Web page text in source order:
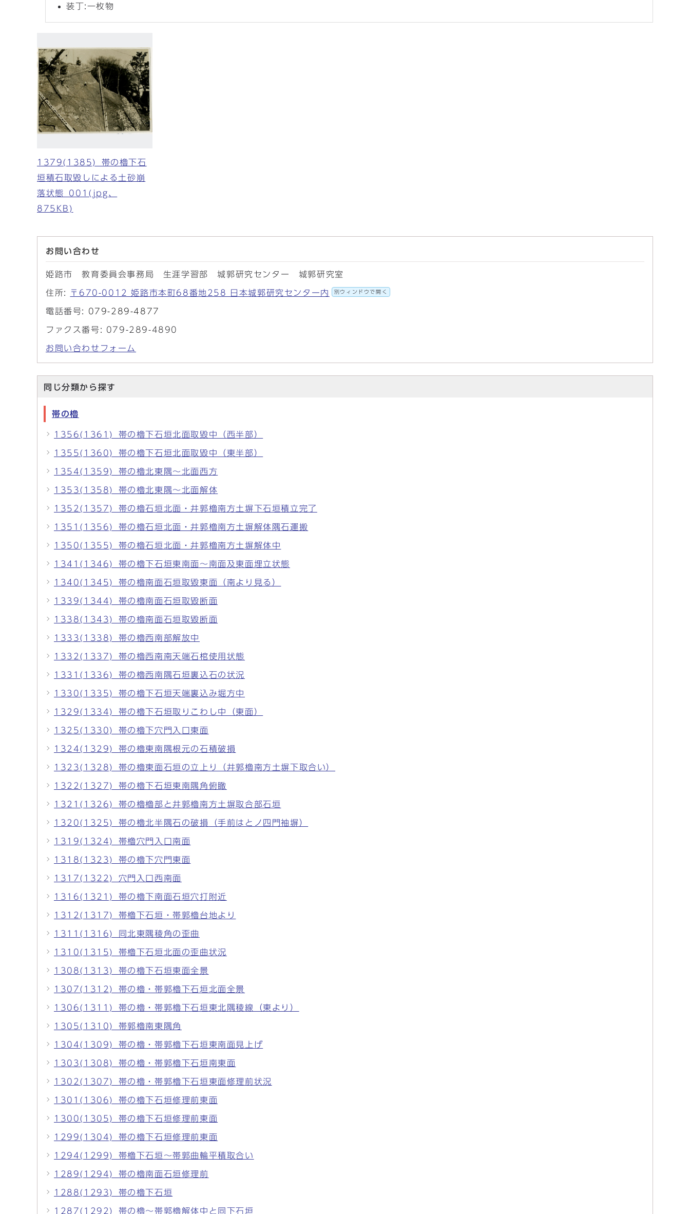
装丁:一枚物
1379(1385)_帯の櫓下石
垣積石取毀しによる土砂崩
落状態_001(jpg、
875KB)
お問い合わせ
姫路市 教育委員会事務局 生涯学習部 城郭研究センター 城郭研究室
住所: 〒670-0012 姫路市本町68番地258 日本城郭研究センター内 別ウィンドウで開く
電話番号: 079-289-4877
ファクス番号: 079-289-4890
お問い合わせフォーム
同じ分類から探す
帯の櫓
1356(1361)_帯の櫓下石垣北面取毀中（西半部）
1355(1360)_帯の櫓下石垣北面取毀中（東半部）
1354(1359)_帯の櫓北東隅～北面西方
1353(1358)_帯の櫓北東隅～北面解体
1352(1357)_帯の櫓石垣北面・井郭櫓南方土塀下石垣積立完了
1351(1356)_帯の櫓石垣北面・井郭櫓南方土塀解体隅石運搬
1350(1355)_帯の櫓石垣北面・井郭櫓南方土塀解体中
1341(1346)_帯の櫓下石垣東南面～南面及東面埋立状態
1340(1345)_帯の櫓南面石垣取毀東面（南より見る）
1339(1344)_帯の櫓南面石垣取毀断面
1338(1343)_帯の櫓南面石垣取毀断面
1333(1338)_帯の櫓西南部解放中
1332(1337)_帯の櫓西南南天端石棺使用状態
1331(1336)_帯の櫓西南隅石垣裏込石の状況
1330(1335)_帯の櫓下石垣天端裏込み堀方中
1329(1334)_帯の櫓下石垣取りこわし中（東面）
1325(1330)_帯の櫓下穴門入口東面
1324(1329)_帯の櫓東南隅根元の石積破損
1323(1328)_帯の櫓東面石垣の立上り（井郭櫓南方土塀下取合い）
1322(1327)_帯の櫓下石垣東南隅角俯瞰
1321(1326)_帯の櫓櫓部と井郭櫓南方土塀取合部石垣
1320(1325)_帯の櫓北半隅石の破損（手前はとノ四門袖塀）
1319(1324)_帯櫓穴門入口南面
1318(1323)_帯の櫓下穴門東面
1317(1322)_穴門入口西南面
1316(1321)_帯の櫓下南面石垣穴打附近
1312(1317)_帯櫓下石垣・帯郭櫓台地より
1311(1316)_同北東隅稜角の歪曲
1310(1315)_帯櫓下石垣北面の歪曲状況
1308(1313)_帯の櫓下石垣東面全景
1307(1312)_帯の櫓・帯郭櫓下石垣北面全景
1306(1311)_帯の櫓・帯郭櫓下石垣東北隅稜線（東より）
1305(1310)_帯郭櫓南東隅角
1304(1309)_帯の櫓・帯郭櫓下石垣東南面見上げ
1303(1308)_帯の櫓・帯郭櫓下石垣南東面
1302(1307)_帯の櫓・帯郭櫓下石垣東面修理前状況
1301(1306)_帯の櫓下石垣修理前東面
1300(1305)_帯の櫓下石垣修理前東面
1299(1304)_帯の櫓下石垣修理前東面
1294(1299)_帯櫓下石垣～帯郭曲輪平積取合い
1289(1294)_帯の櫓南面石垣修理前
1288(1293)_帯の櫓下石垣
1287(1292)_帯の櫓～帯郭櫓解体中と同下石垣